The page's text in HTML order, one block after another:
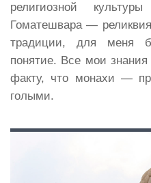
религиозной
Гоматешвара —
традиции, для меня
понятие. Все мои
факту, что монахи —
голыми.